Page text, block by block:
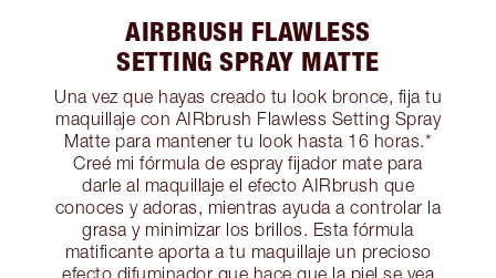
AIRBRUSH FLAWLESS
SETTING SPRAY MATTE
Una vez que hayas creado tu look bronce, fija tu
maquillaje con AIRbrush Flawless Setting Spray
Matte para mantener tu look hasta 16 horas.*
Creé mi fórmula de espray fijador mate para
darle al maquillaje el efecto AIRbrush que
conoces y adoras, mientras ayuda a controlar la
grasa y minimizar los brillos. Esta fórmula
matificante aporta a tu maquillaje un precioso
efecto difuminador que hace que la piel se vea